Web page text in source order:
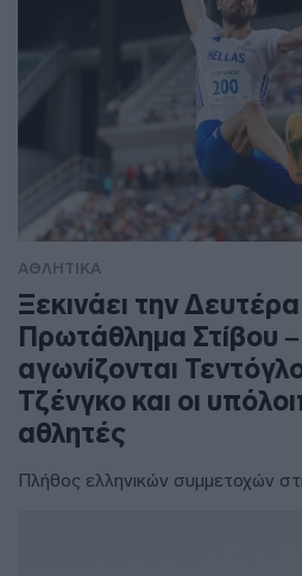
ΑΘΛΗΤΙΚΑ
Ξεκινάει την
Πρωτάθλημα Στίβου
αγωνίζονται
Τζένγκο και οι
αθλητές
Πλήθος ελληνικών συμμετοχών